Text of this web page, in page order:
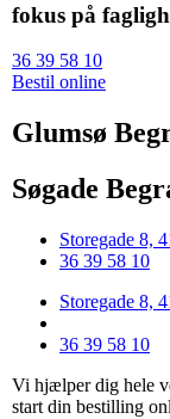
fokus på
36 39 58 10
Bestil online
Glumsø
Søgade
Storegade 8,
36 39 58 10
Storegade 8,
36 39 58 10
Vi hjælper dig hele
start din bestilling